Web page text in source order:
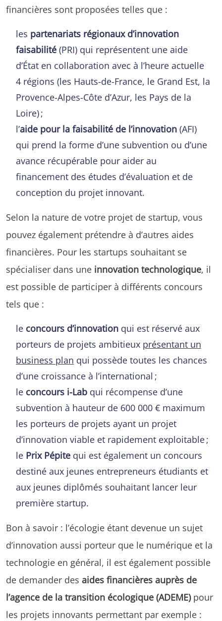
financières sont proposées telles que :
les partenariats régionaux d’innovation
faisabilité (PRI) qui représentent une aide
d’État en collaboration avec à l’heure actuelle
4 régions (les Hauts-de-France, le Grand Est, la
Provence-Alpes-Côte d’Azur, les Pays de la
Loire) ;
l’aide pour la faisabilité de l’innovation (AFI)
qui prend la forme d’une subvention ou d’une
avance récupérable pour aider au
financement des études d’évaluation et de
conception du projet innovant.
Selon la nature de votre projet de startup, vous
pouvez également prétendre à d’autres aides
financières. Pour les startups souhaitant se
spécialiser dans une innovation technologique, il
est possible de participer à différents concours
tels que :
le concours d’innovation qui est réservé aux
porteurs de projets ambitieux présentant un
business plan qui possède toutes les chances
d’une croissance à l’international ;
le concours i-Lab qui récompense d’une
subvention à hauteur de 600 000 € maximum
les porteurs de projets ayant un projet
d’innovation viable et rapidement exploitable ;
le Prix Pépite qui est également un concours
destiné aux jeunes entrepreneurs étudiants et
aux jeunes diplômés souhaitant lancer leur
première startup.
Bon à savoir : l’écologie étant devenue un sujet
d’innovation aussi porteur que le numérique et la
technologie en général, il est également possible
de demander des aides financières auprès de
l’agence de la transition écologique (ADEME)pour
les projets innovants permettant par exemple :